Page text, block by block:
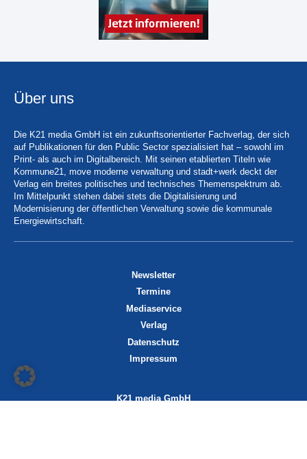
Über uns
Die K21 media GmbH ist ein zukunftsorientierter Fachverlag, der sich
auf Publikationen für den Public Sector spezialisiert hat – sowohl im
Print- als auch im Digitalbereich. Mit seinen etablierten Titeln wie
Kommune21, move moderne verwaltung und stadt+werk deckt der
Verlag ein breites politisches und technisches Themenspektrum ab.
Im Mittelpunkt stehen dabei stets die Digitalisierung und
Modernisierung der öffentlichen Verwaltung sowie die kommunale
Energiewirtschaft.
Newsletter
Termine
Mediaservice
Verlag
Datenschutz
Impressum
K21 media GmbH